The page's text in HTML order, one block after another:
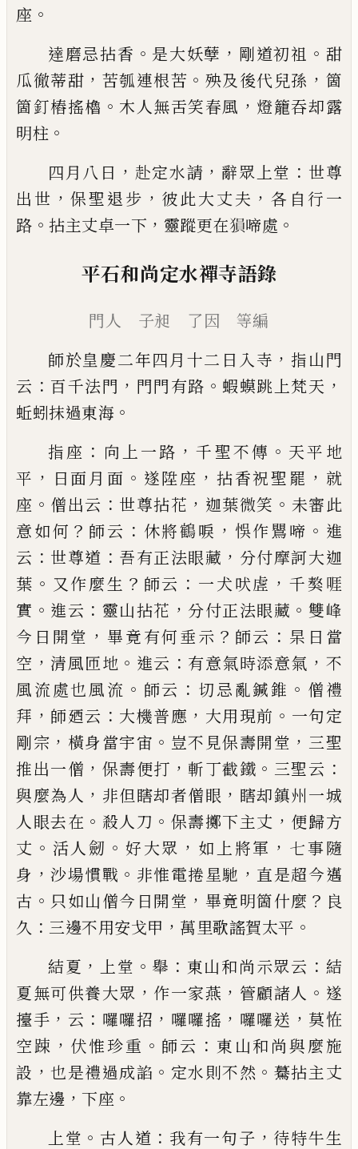
座 。
達磨忌拈香 。 是大妖孽 ， 剛道初祖 。 甜
瓜徹蒂甜 ， 苦瓠連根苦 。 殃及後代兒孫 ， 箇
箇釘樁搖櫓 。木人無舌笑春風 ， 燈籠吞却露
明柱 。
四月八日 ， 赴定水請 ， 辭眾上堂 ： 世尊
出世 ，保聖退步 ， 彼此大丈夫 ，各自行一
路 。 拈主丈卓一下 ， 靈蹤更在𤠔啼處 。
平石和尚定水禪寺語錄
門人 子昶 了因 等編
師於皇慶二年四月十二日入寺 ， 指山門
云 ： 百千法門 ， 門門有路 。蝦蟆跳上梵天 ，
蚯蚓抹過東海 。
指座 ： 向上一路 ，千聖不傳 。 天平地
平 ， 日面月面 。 遂陞座 ， 拈香祝聖罷 ， 就
座 。 僧出云 ： 世尊拈花 ， 迦葉微笑 。 未審此
意如何 ？ 師云 ： 休將鶴唳 ， 悞作鸎啼 。 進
云 ： 世尊道 ： 吾有正法眼藏 ， 分付摩訶大迦
葉 。 又作麼生 ？ 師云 ： 一犬吠虗 ， 千獒啀
實 。 進云 ： 靈山拈花 ， 分付正法眼藏 。 雙峰
今日開堂 ， 畢竟有何垂示 ？ 師云 ： 杲日當
空 ， 清風匝地 。 進云 ： 有意氣時添意氣 ， 不
風流處也風流 。 師云 ： 切忌亂鍼錐 。 僧禮
拜 ， 師廼云 ： 大機普應 ， 大用現前 。 一句定
剛宗 ， 橫身當宇宙 。 豈不見保壽開堂 ， 三聖
推出一僧 ， 保壽便打 ，斬丁截鐵 。 三聖云 ：
與麼為人 ， 非但瞎却者僧眼 ， 瞎却鎮州一城
人眼去在 。 殺人刀 。 保壽擲下主丈 ， 便歸方
丈 。 活人劒 。 好大眾 ， 如上將軍 ， 七事隨
身 ，沙場慣戰 。 非惟電捲星馳 ， 直是超今邁
古 。 只如山僧今日開堂 ， 畢竟明箇什麼 ？ 良
久 ： 三邊不用安戈甲 ， 萬里歌謠賀太平 。
結夏 ， 上堂 。 舉 ： 東山和尚示眾云 ： 結
夏無可供養大眾 ， 作一家燕 ， 管顧諸人 。 遂
擡手 ， 云 ： 囉囉招 ， 囉囉搖 ， 囉囉送 ， 莫恠
空踈 ， 伏惟珍重 。 師云 ： 東山和尚與麼施
設 ，也是禮過成諂 。 定水則不然 。 驀拈主丈
靠左邊 ， 下座 。
上堂 。 古人道 ： 我有一句子 ， 待特牛生